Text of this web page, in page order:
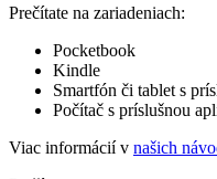
Prečítate na zariadeniach:
Pocketbook
Kindle
Smartfón či tablet s
Počítač s príslušnou
Viac informácií v našich